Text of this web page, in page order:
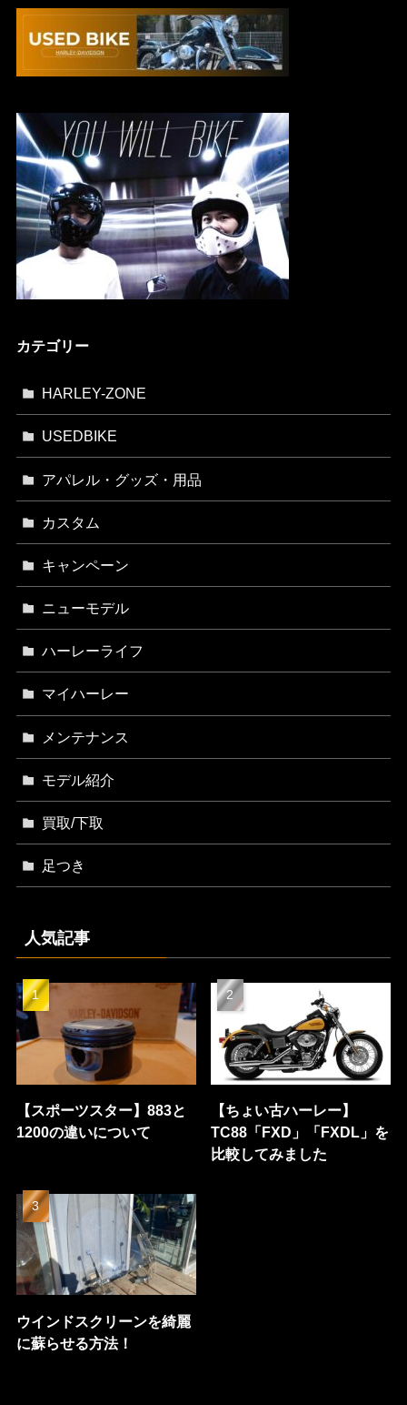
カテゴリー
HARLEY-ZONE
USEDBIKE
アパレル・グッズ・用品
カスタム
キャンペーン
ニューモデル
ハーレーライフ
マイハーレー
メンテナンス
モデル紹介
買取/下取
足つき
人気記事
【スポーツスター】883と
1200の違いについて
【ちょい古ハーレー】
TC88「FXD」「FXDL」を
比較してみました
ウインドスクリーンを綺麗
に蘇らせる方法！